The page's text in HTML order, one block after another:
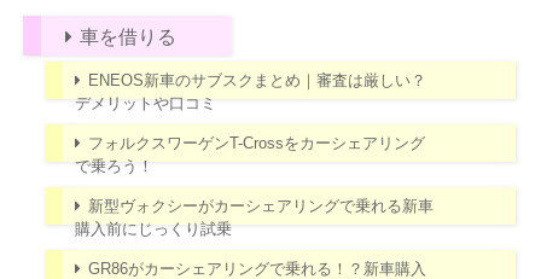
車を借りる
ENEOS新車のサブスクまとめ｜審査は厳しい？
デメリットや口コミ
フォルクスワーゲンT-Crossをカーシェアリング
で乗ろう！
新型ヴォクシーがカーシェアリングで乗れる新車
購入前にじっくり試乗
GR86がカーシェアリングで乗れる！？新車購入